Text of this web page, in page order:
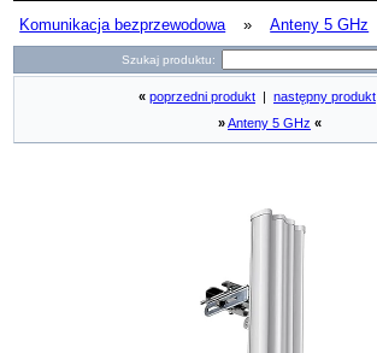
Komunikacja bezprzewodowa » Anteny 5 GHz
Szukaj produktu:
« poprzedni produkt następny produkt
»Anteny 5 GHz «